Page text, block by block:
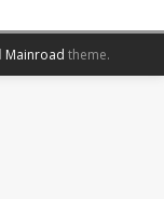
Mainroad theme.